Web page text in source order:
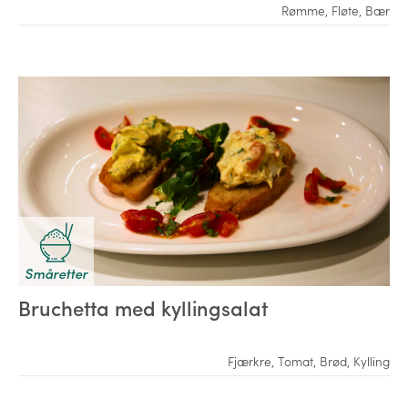
Rømme, Fløte, Bær
Småretter
Bruchetta med kyllingsalat
Fjærkre Tomat Brød Kylling